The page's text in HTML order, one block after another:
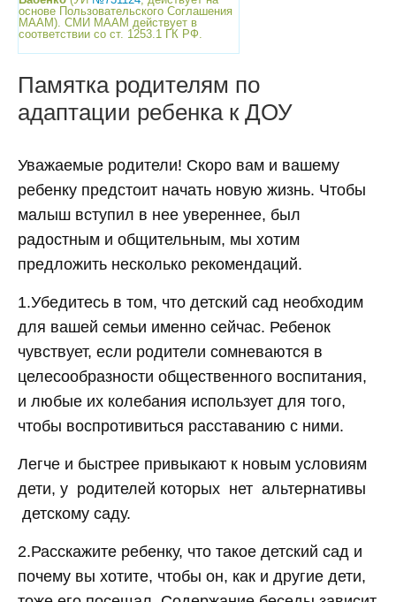
основе Пользовательского Соглашения
МААМ). СМИ МААМ действует в
соответствии со ст. 1253.1 ГК РФ.
Памятка родителям по
адаптации ребенка к ДОУ
Уважаемые родители! Скоро вам и вашему
ребенку предстоит начать новую жизнь. Чтобы
малыш вступил в нее увереннее, был
радостным и общительным, мы хотим
предложить несколько рекомендаций.
1.Убедитесь в том, что детский сад необходим
для вашей семьи именно сейчас. Ребенок
чувствует, если родители сомневаются в
целесообразности общественного воспитания,
и любые их колебания использует для того,
чтобы воспротивиться расставанию с ними.
Легче и быстрее привыкают к новым условиям
дети, у родителей которых нет альтернативы
детскому саду.
2.Расскажите ребенку, что такое детский сад и
почему вы хотите, чтобы он, как и другие дети,